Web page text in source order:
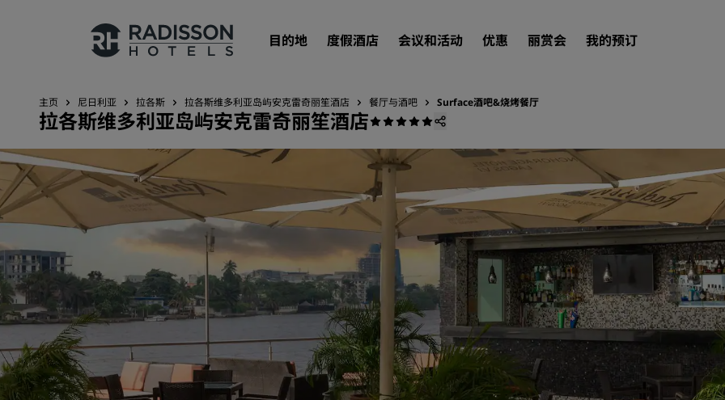
目的地 度假酒店 会议和活动 优惠 丽赏会 我的预订
我们的品牌
丽笙酒店集团品牌
目的地
度假酒店
服务式公寓
机场酒店
新开业和即将开业的酒店
会议和活动
探索丽笙会议
预订会议空间
请求报价
主页 尼日利亚 拉各斯 拉各斯维多利亚岛屿安克雷奇丽笙酒店 餐厅与酒吧 Surface酒吧&烧烤餐厅
拉各斯维多利亚岛屿安克雷奇丽笙酒店